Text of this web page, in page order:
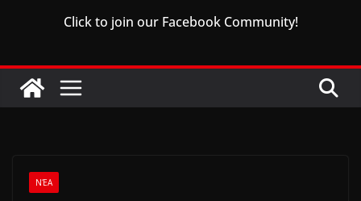
Click to join our Facebook Community!
ΝΈΑ